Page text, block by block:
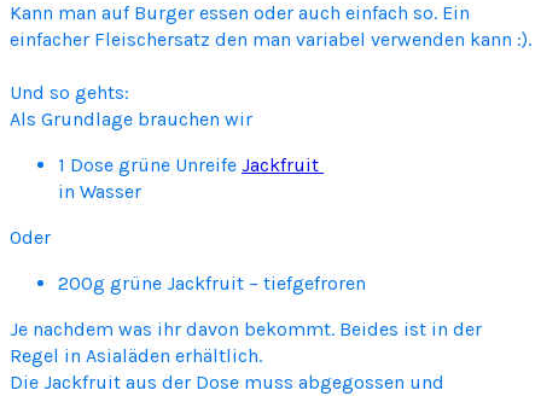
Jackfruit
Kann man auf Burger essen oder auch einfach so. Ein
einfacher Fleischersatz den man variabel verwenden kann :).
Und so gehts:
Als Grundlage brauchen wir
1 Dose grüne Unreife Jackfruit
in Wasser
Oder
200g grüne Jackfruit – tiefgefroren
Je nachdem was ihr davon bekommt. Beides ist in der
Regel in Asialäden erhältlich.
Die Jackfruit aus der Dose muss abgegossen und